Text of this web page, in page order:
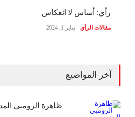
رأي: أساس لا انعكاس
مقالات الرأي يناير 1, 2024
آخر المواضيع
ظاهرة الزومبي